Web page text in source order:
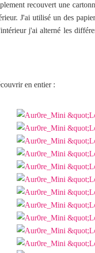
recouvert une
J'ai utilisé un des
j'ai alterné les
en entier :